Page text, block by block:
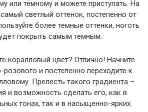
или тёмному и можете приступать. На
светлый оттенок, постепенно от
более темные оттенки, ноготь
покрыть самым темным.
коралловый цвет? Отлично! Начните
и постепенно переходите к
Прелесть такого градиента –
и возможность сделать его, как в
тонах, так и в насыщенно-ярких.